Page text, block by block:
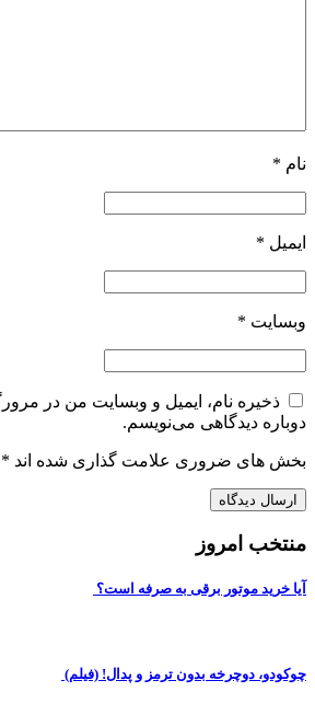
نام *
ایمیل *
وبسایت *
ذخیره نام، ایمیل و وبسایت من در
دوباره دیدگاهی می‌نویسم.
بخش های ضروری علامت گذاری شده اند *
منتخب امروز
آیا خرید موتور برقی به صرفه است؟
چوکودو، دوچرخه بدون ترمز و پدال! (فیلم)